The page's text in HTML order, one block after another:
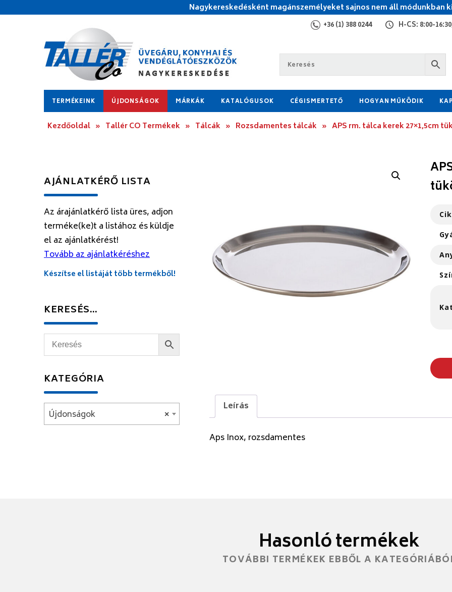
Nagykereskedésként magánszemélyeket sajnos nem áll módunkban
+36 (1) 388 0244 H-CS: 8:00-
TERMÉKEINK ÚJDONSÁGOK MÁRKÁK KATALÓGUSOK CÉGISMERTETŐ HOGYAN MŰKÖDIK
Kezdőoldal » Tallér CO Termékek » Tálcák » Rozsdamentes tálcák » APS rm. tálca kerek 27×1,5cm
Leírás
Aps Inox, rozsdamentes
AJÁNLATKÉRŐ LISTA
Az árajánlatkérő lista üres, adjon
terméke(ke)t a listához és küldje
el az ajánlatkérést!
Tovább az ajánlatkéréshez
Készítse el listáját több termékből!
KERESÉS…
KATEGÓRIA
×
Újdonságok
Hasonló termékek
TOVÁBBI TERMÉKEK EBBŐL A